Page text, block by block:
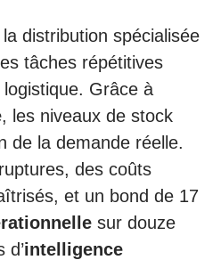
distribution spécialisée
tâches répétitives
logistique. Grâce à
, les niveaux de stock
de la demande réelle.
des coûts
et un bond de 17
sur douze
d’intelligence